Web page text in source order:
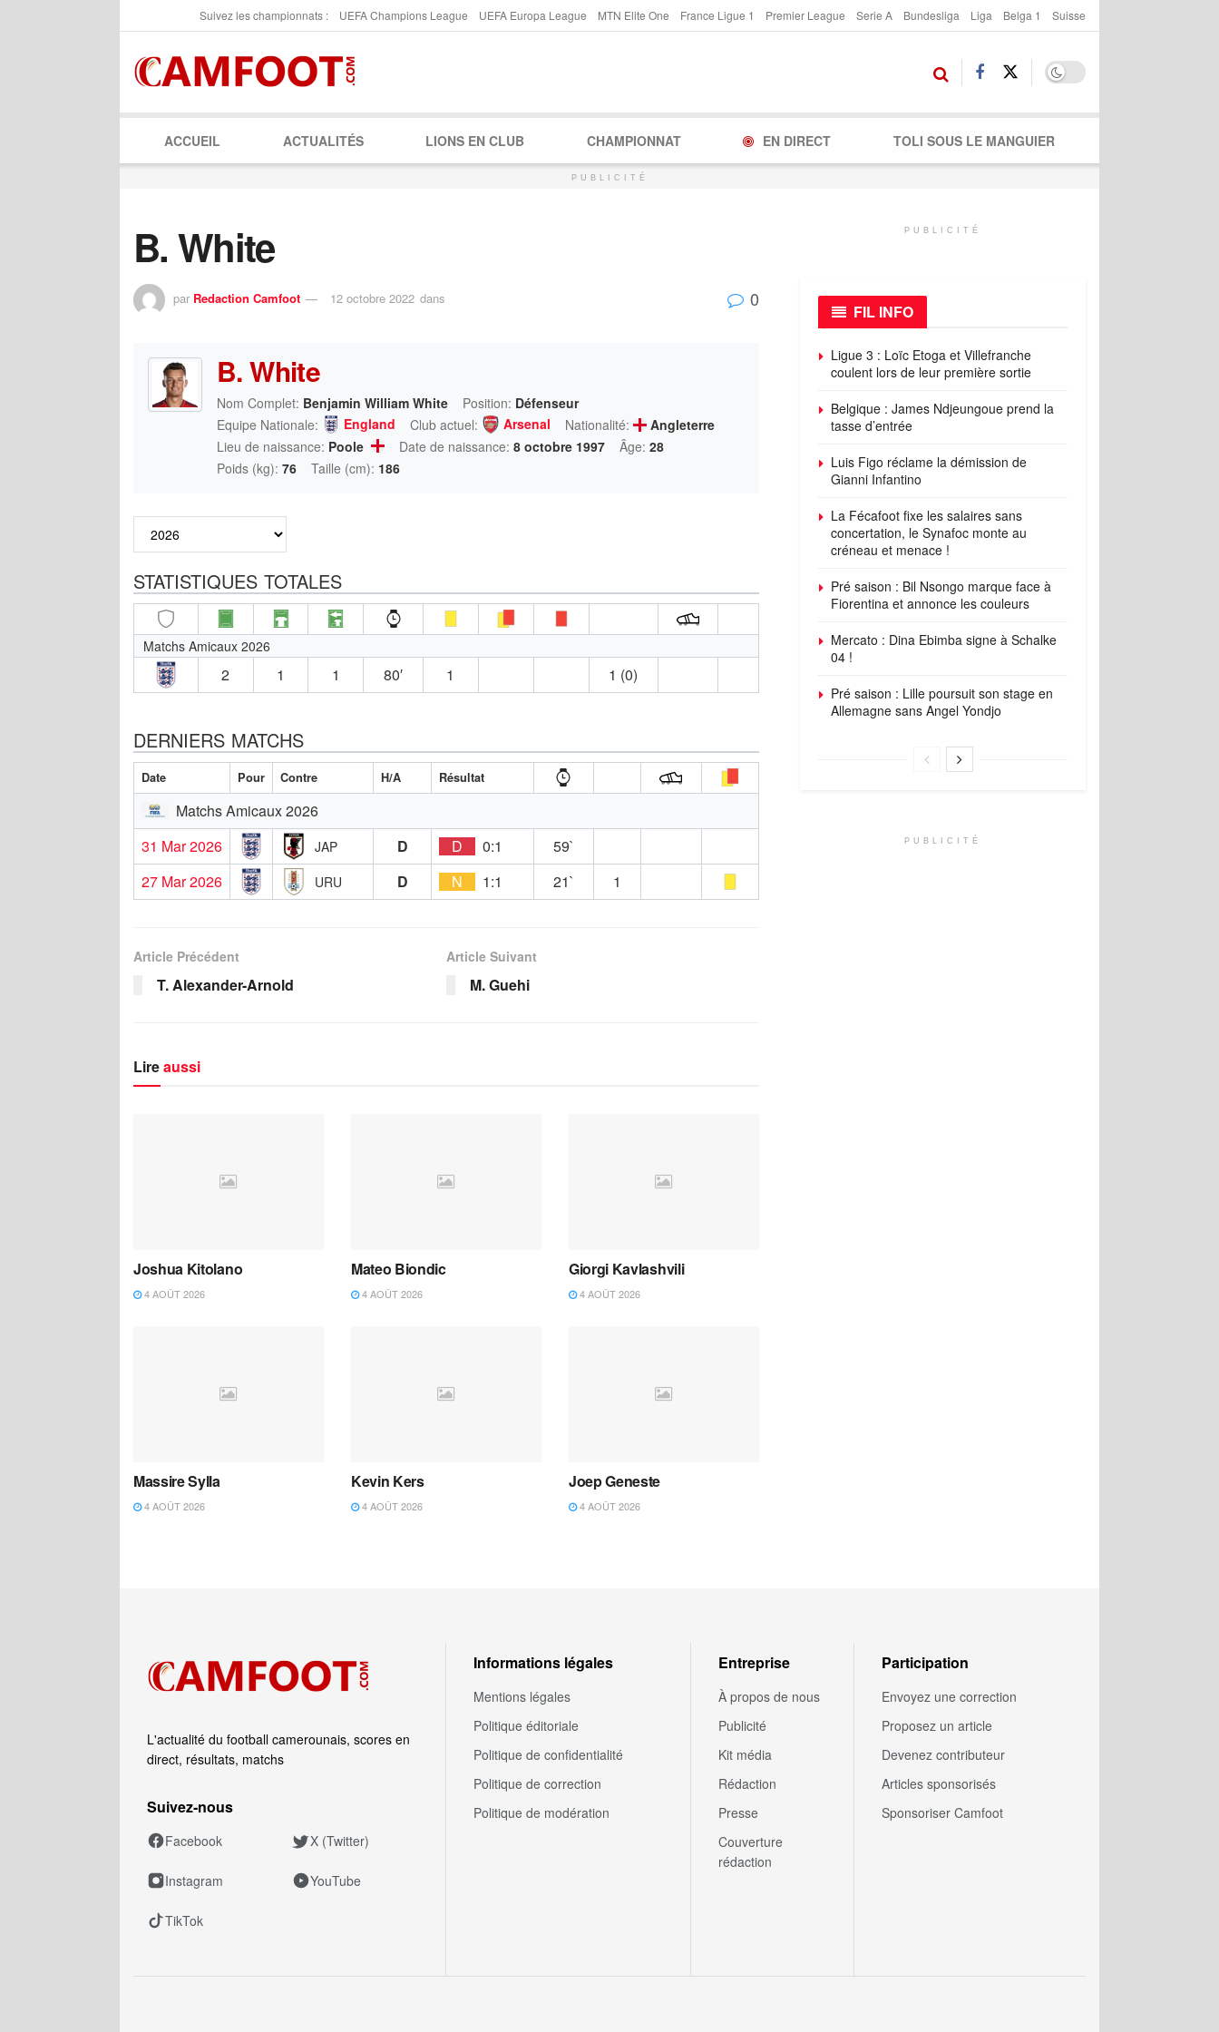
Suivez les championnats : UEFA Champions League UEFA Europa League MTN Elite One France Ligue 1 Premier League Serie A Bundesliga Liga Belga 1 Suisse
ACCUEIL ACTUALITÉS LIONS EN CLUB CHAMPIONNAT EN DIRECT TOLI SOUS LE MANGUIER
PUBLICITÉ
B. White
par Redaction Camfoot 12 octobre 2022 dans 0
B. White
Nom Complet: Benjamin William White Position: Défenseur
Equipe Nationale:
England Club actuel: Arsenal Nationalité:
Angleterre
Lieu de naissance: Poole Date de naissance: 8 octobre 1997 Âge: 28
Poids (kg): 76 Taille (cm): 186
STATISTIQUES TOTALES
Matchs Amicaux 2026
2 1 1 80′ 1 1 (0)
DERNIERS MATCHS
Date Pour Contre H/A Résultat
Matchs Amicaux 2026
31 Mar 2026
JAP D D 0:1
59`
27 Mar 2026
URU D N 1:1 21` 1
Article Précédent
T. Alexander-Arnold
Article Suivant
M. Guehi
Lireaussi
Joshua Kitolano
4 AOÛT 2026
Mateo Biondic
4 AOÛT 2026
Giorgi Kavlashvili
4 AOÛT 2026
Massire Sylla
4 AOÛT 2026
Kevin Kers
4 AOÛT 2026
Joep Geneste
4 AOÛT 2026
PUBLICITÉ
FIL INFO
Ligue 3 : Loïc Etoga et Villefranche
coulent lors de leur première sortie
Belgique : James Ndjeungoue prend la
tasse d’entrée
Luis Figo réclame la démission de
Gianni Infantino
La Fécafoot fixe les salaires sans
concertation, le Synafoc monte au
créneau et menace !
Pré saison : Bil Nsongo marque face à
Fiorentina et annonce les couleurs
Mercato : Dina Ebimba signe à Schalke
04 !
Pré saison : Lille poursuit son stage en
Allemagne sans Angel Yondjo
PUBLICITÉ
L'actualité du football camerounais, scores en
direct, résultats, matchs
Suivez‑nous
Facebook X (Twitter)
Instagram YouTube
TikTok
Informations légales
Mentions légales
Politique éditoriale
Politique de confidentialité
Politique de correction
Politique de modération
Entreprise
À propos de nous
Publicité
Kit média
Rédaction
Presse
Couverture
rédaction
Participation
Envoyez une correction
Proposez un article
Devenez contributeur
Articles sponsorisés
Sponsoriser Camfoot